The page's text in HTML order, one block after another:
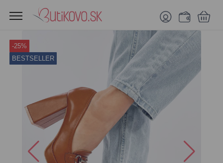
-25%
BESTSELLER